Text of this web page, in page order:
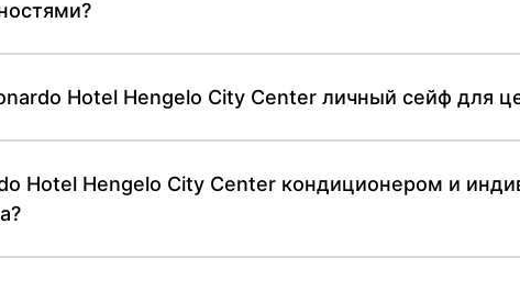
Hotel Hengelo City Center личный сейф для
Hotel Hengelo City Center кондиционером и